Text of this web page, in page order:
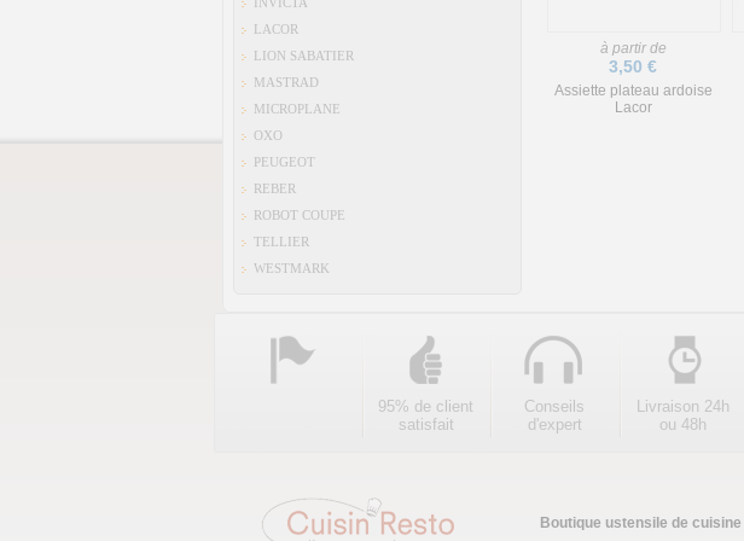
LACOR
LION SABATIER
MASTRAD
MICROPLANE
OXO
PEUGEOT
REBER
ROBOT COUPE
TELLIER
WESTMARK
à partir de
3,50 €
Assiette plateau ardoise
Lacor
95% de client
satisfait
Conseils
d'expert
Livraison 24h
ou 48h
Boutique ustensile de cuisine